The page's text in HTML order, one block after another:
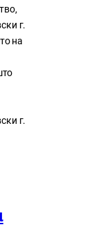
г.
на
г.